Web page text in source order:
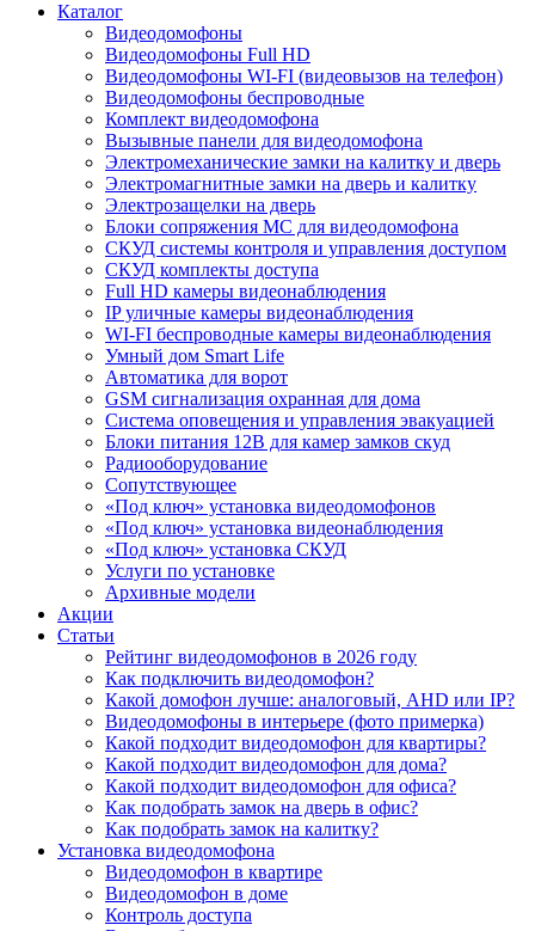
Каталог
Видеодомофоны
Видеодомофоны Full HD
Видеодомофоны WI-FI (видеовызов на телефон)
Видеодомофоны беспроводные
Комплект видеодомофона
Вызывные панели для видеодомофона
Электромеханические замки на калитку и дверь
Электромагнитные замки на дверь и калитку
Электрозащелки на дверь
Блоки сопряжения МС для видеодомофона
СКУД системы контроля и управления доступом
СКУД комплекты доступа
Full HD камеры видеонаблюдения
IP уличные камеры видеонаблюдения
WI-FI беспроводные камеры видеонаблюдения
Умный дом Smart Life
Автоматика для ворот
GSM сигнализация охранная для дома
Cистема оповещения и управления эвакуацией
Блоки питания 12В для камер замков скуд
Радиооборудование
Сопутствующее
«Под ключ» установка видеодомофонов
«Под ключ» установка видеонаблюдения
«Под ключ» установка СКУД
Услуги по установке
Архивные модели
Акции
Статьи
Рейтинг видеодомофонов в 2026 году
Как подключить видеодомофон?
Какой домофон лучше: аналоговый, AHD или IP?
Видеодомофоны в интерьере (фото примерка)
Какой подходит видеодомофон для квартиры?
Какой подходит видеодомофон для дома?
Какой подходит видеодомофон для офиса?
Как подобрать замок на дверь в офис?
Как подобрать замок на калитку?
Установка видеодомофона
Видеодомофон в квартире
Видеодомофон в доме
Контроль доступа